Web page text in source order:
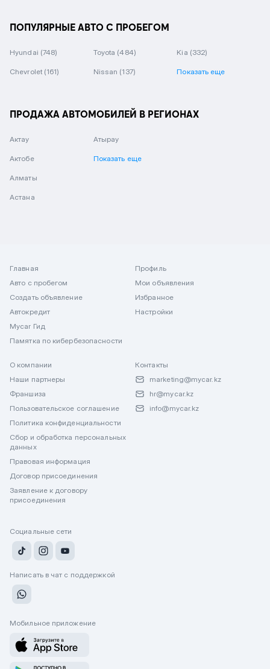
ПОПУЛЯРНЫЕ АВТО С ПРОБЕГОМ
Hyundai (748) Toyota (484) Kia (332)
Chevrolet (161) Nissan (137) Показать еще
ПРОДАЖА АВТОМОБИЛЕЙ В РЕГИОНАХ
Актау
Актобе
Алматы
Астана
Атырау
Показать еще
Главная
Авто с пробегом
Создать объявление
Автокредит
Mycar Гид
Памятка по кибербезопасности
Профиль
Мои объявления
Избранное
Настройки
О компании
Наши партнеры
Франшиза
Пользовательское соглашение
Политика конфиденциальности
Сбор и обработка персональных
данных
Правовая информация
Договор присоединения
Заявление к договору
присоединения
Контакты
marketing@mycar.kz
hr@mycar.kz
info@mycar.kz
Социальные сети
Написать в чат с поддержкой
Мобильное приложение